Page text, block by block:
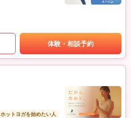
体験・相談予約
ホットヨガを始めたい人